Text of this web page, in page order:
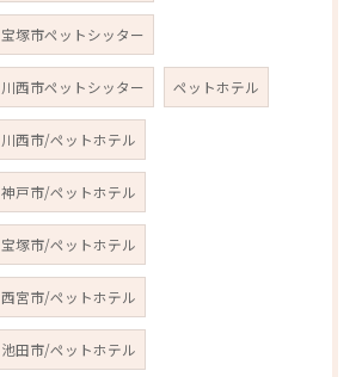
宝塚市ペットシッター
川西市ペットシッター ペットホテル
川西市/ペットホテル
神戸市/ペットホテル
宝塚市/ペットホテル
西宮市/ペットホテル
池田市/ペットホテル